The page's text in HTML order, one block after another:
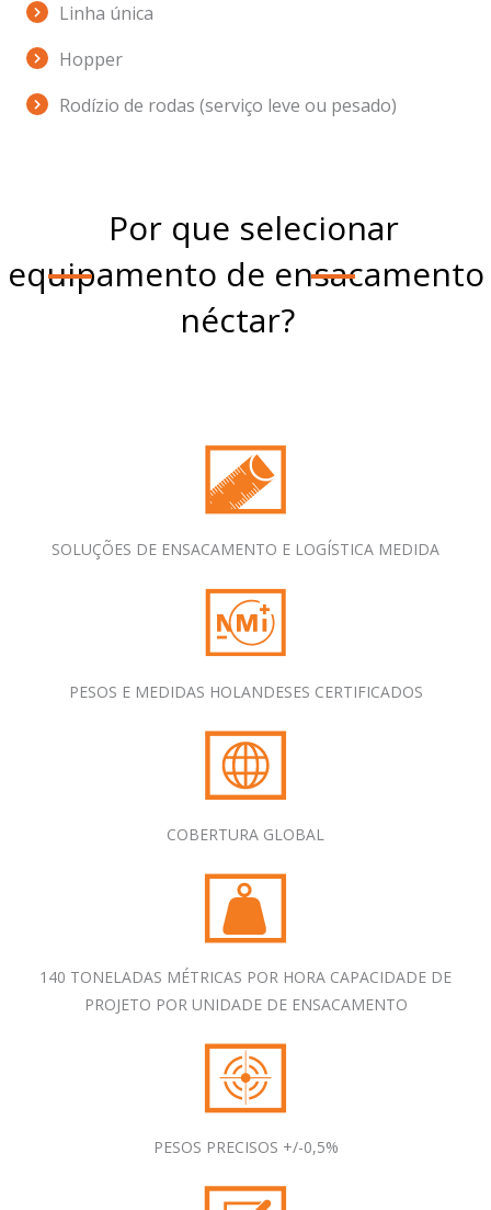
Linha única
Hopper
Rodízio de rodas (serviço leve ou pesado)
Por que selecionar
equipamento de ensacamento
néctar?
SOLUÇÕES DE ENSACAMENTO E LOGÍSTICA MEDIDA
PESOS E MEDIDAS HOLANDESES CERTIFICADOS
COBERTURA GLOBAL
140 TONELADAS MÉTRICAS POR HORA CAPACIDADE DE
PROJETO POR UNIDADE DE ENSACAMENTO
PESOS PRECISOS +/-0,5%